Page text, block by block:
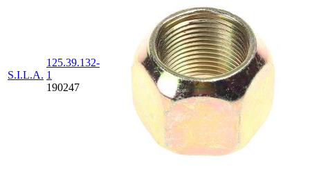
S.I.L.A.
125.39.132-
1
190247